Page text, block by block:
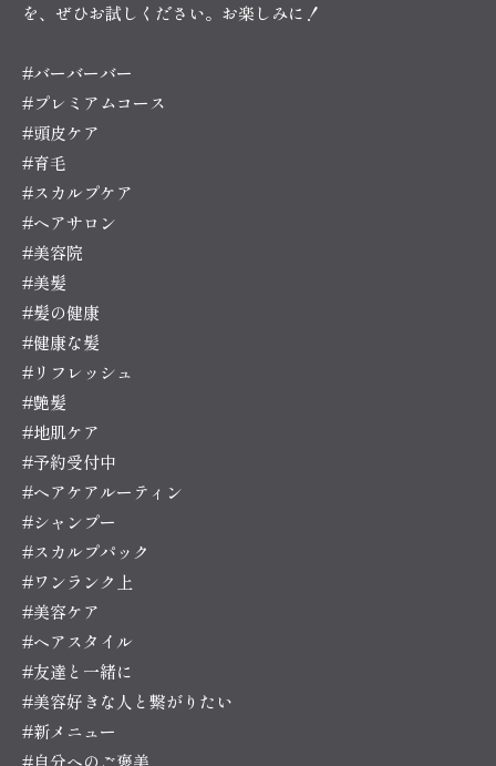
を、ぜひお試しください。お楽しみに！
#バーバーバー
#プレミアムコース
#頭皮ケア
#育毛
#スカルプケア
#ヘアサロン
#美容院
#美髪
#髪の健康
#健康な髪
#リフレッシュ
#艶髪
#地肌ケア
#予約受付中
#ヘアケアルーティン
#シャンプー
#スカルプパック
#ワンランク上
#美容ケア
#ヘアスタイル
#友達と一緒に
#美容好きな人と繋がりたい
#新メニュー